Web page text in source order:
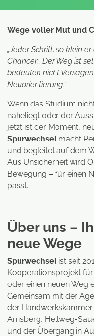
Wege voller Mut und
„Jeder Schritt, so klein
Chancen. Der Weg ist
bedeuten nicht
Neuorientierung.“
Wenn das Studium
naheliegt oder der
jetzt ist der Moment,
Spurwechsel macht
und begleitet auf dem
Aus Unsicherheit wird
Bewegung – für einen
passt.
Über uns –
neue Wege
Spurwechsel ist seit
Kooperationsprojekt
oder einen neuen Weg
Gemeinsam mit der
der
Arnsberg, Hellweg-
und der Übergang in